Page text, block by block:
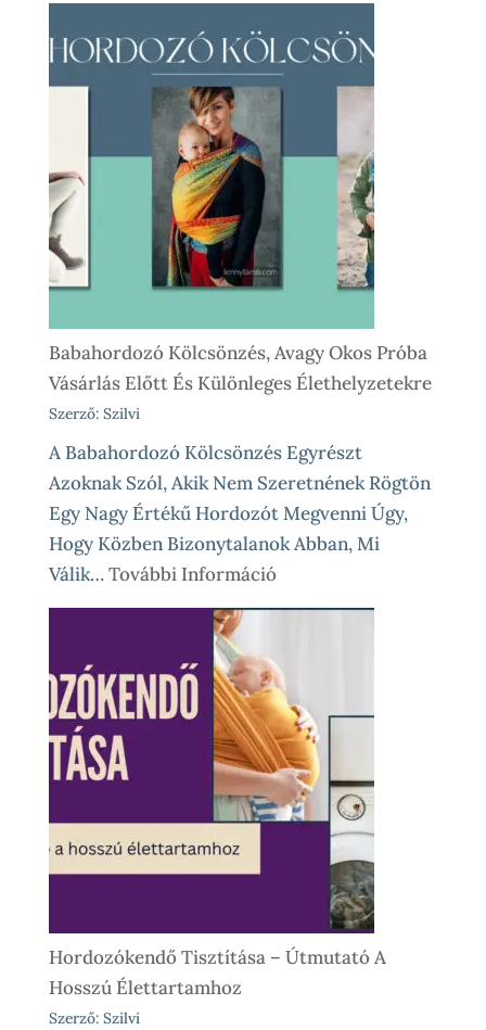
Kölcsönzés
Lépésről
Lépésre
Így
Működik
Nálunk
Babahordozó Kölcsönzés, Avagy Okos Próba
Vásárlás Előtt És Különleges Élethelyzetekre
Szerző: Szilvi
A Babahordozó Kölcsönzés Egyrészt
Azoknak Szól, Akik Nem Szeretnének Rögtön
Egy Nagy Értékű Hordozót Megvenni Úgy,
Hogy Közben Bizonytalanok Abban, Mi
Válik…További Információ:
Babahordozó
Avagy
Okos
Próba
Vásárlás
Előtt
És
Különleges
Élethelyzetekre
Hordozókendő Tisztítása – Útmutató A
Hosszú Élettartamhoz
Szerző: Szilvi